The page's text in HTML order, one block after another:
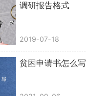
调研报告格式
2019-07-18
贫困申请书怎么写